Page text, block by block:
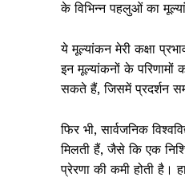
के विभिन्न पहलुओं का
ये मूल्यांकन मेरी कक्षा
इन मूल्यांकनों के परिणामों
सकते हैं, जिसमें प्रदर्शन
फिर भी, सार्वजनिक
मिलती हैं, जैसे कि एक
प्रेरणा की कमी होती है।